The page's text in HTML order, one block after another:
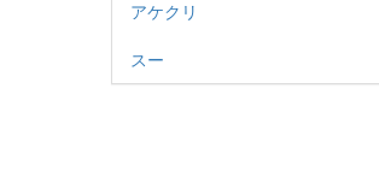
アケクリ
スー